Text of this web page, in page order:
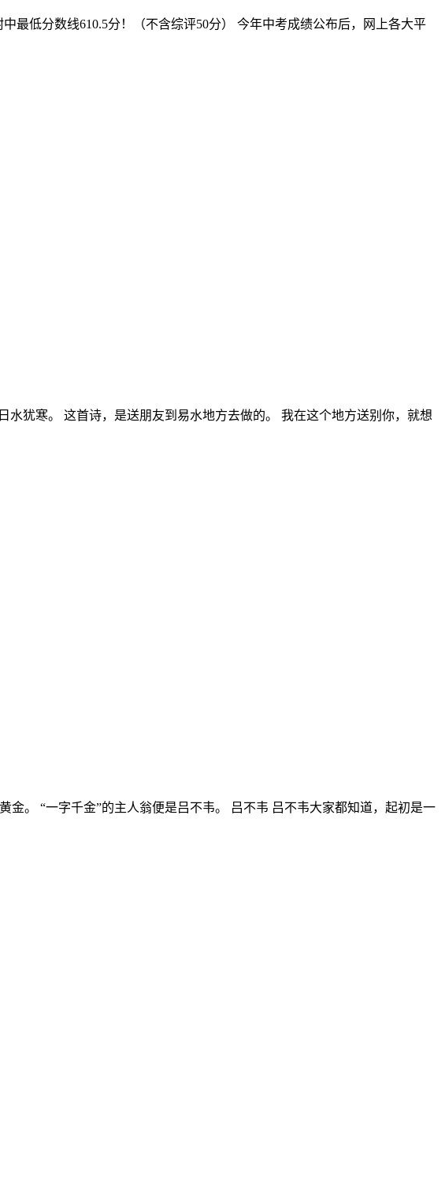
最低分数线610.5分！（不含综评50分） 今年中考成绩公布后，网上各大平
犹寒。 这首诗，是送朋友到易水地方去做的。 我在这个地方送别你，就想
。 “一字千金”的主人翁便是吕不韦。 吕不韦 吕不韦大家都知道，起初是一